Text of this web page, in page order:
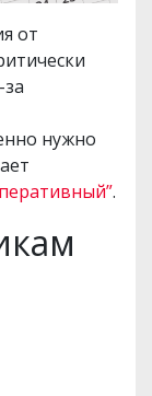
от
нужно
.